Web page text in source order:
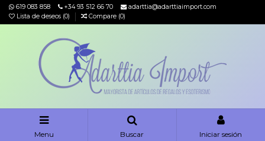
619 083 858 +34 93 512 66 70
adarttia@adarttiaimport.com
Lista de deseos (0) Compare (0)
Menu Buscar Iniciar sesión